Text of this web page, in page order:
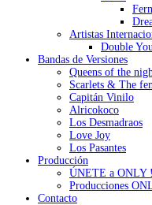
Artistas
Double
Bandas de Versiones
Queens of the
Scarlets & The
Capitán Vinilo
Alricokoco
Los Desmadraos
Love Joy
Los Pasantes
Producción
ÚNETE a ONLY !
Producciones
Contacto